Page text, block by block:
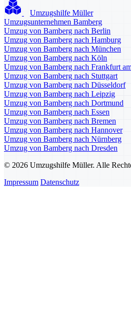
Umzugshilfe Müller
Umzugsunternehmen Bamberg
Umzug von Bamberg nach Berlin
Umzug von Bamberg nach Hamburg
Umzug von Bamberg nach München
Umzug von Bamberg nach Köln
Umzug von Bamberg nach Frankfurt
Umzug von Bamberg nach Stuttgart
Umzug von Bamberg nach Düsseldorf
Umzug von Bamberg nach Leipzig
Umzug von Bamberg nach Dortmund
Umzug von Bamberg nach Essen
Umzug von Bamberg nach Bremen
Umzug von Bamberg nach Hannover
Umzug von Bamberg nach Nürnberg
Umzug von Bamberg nach Dresden
© 2026 Umzugshilfe Müller. Alle
Impressum Datenschutz